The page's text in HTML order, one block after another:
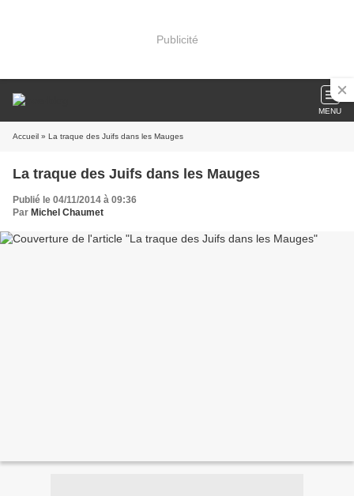
Publicité
MENU
Accueil » La traque des Juifs dans les Mauges
La traque des Juifs dans les Mauges
Publié le 04/11/2014 à 09:36
Par Michel Chaumet